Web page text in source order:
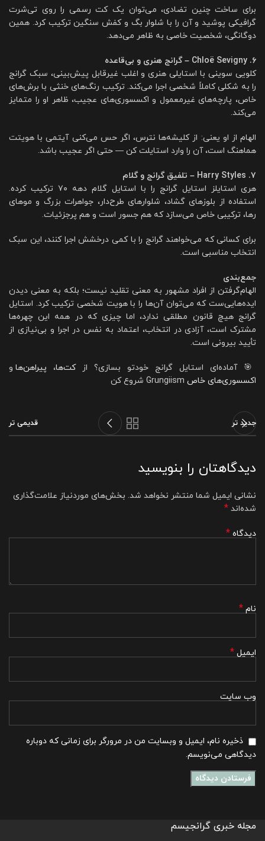
برای ساخت چنین تضادی، می‌توان یک کت رسمی را روی تی‌شرت
گرافیکی پوشید و آن را با شلوار بگ و کفش سنگین ترکیب کرد. همین
دوگانگی، شخصیت خاصی به ظاهر می‌دهد.
۶. Chloë Sevigny – گرانج هنری و بی‌قاعده
کلویی سوینی با استایلی هنری و اغلب غیرقابل پیش‌بینی، سبک گرانج
را به شکلی کاملاً شخصی اجرا می‌کند. ترکیب رنگ‌های خنثی با برش‌های
خاص، پارچه‌های غیرمعمول و اکسسوری‌های عجیب، ظاهر او را متمایز
می‌کند.
الهام از او یعنی: از کلیشه‌ها نترس، اگر حس می‌کنی آیتمی با هویتت
هماهنگ است، آن را وارد استایلت کن — حتی اگر عجیب باشد.
۷. Harry Styles – تلفیق گرانج و گلام
هری استایلز استایل گرانج را با استایل گلام دهه ۷۰ ترکیب کرده.
استفاده از بلوزهای گشاد، شلوارهای طرح‌دار، جواهرات بزرگ و موهای
رها، ترکیبی خاص می‌سازد که هم جسور است و هم پرجزئیات.
برای کسانی که می‌خواهند گرانج را با کمی درخشش اجرا کنند، این سبک
انتخاب مناسبی است.
جمع‌بندی
الهام‌گرفتن از افراد مشهور به معنی تقلید نیست؛ بلکه به معنی دیدن
ایده‌هایی‌ست که می‌توان آن‌ها را با هویت شخصی ترکیب کرد. استایل
گرانج هیچ قانون مطلقی ندارد، اما چیزی که در همه این چهره‌ها
مشترک است، آزادی در انتخاب، اعتماد به نفس در اجرا و بی‌نیازی از
تأیید بیرونی است.
🎯 آماده‌ای استایل گرانج خودتو بسازی؟ ازکت‌ها، پیراهن‌ها و
اکسسوری‌های خاص
جدید تر قدیمی تر
دیدگاهتان را بنویسید
نشانی ایمیل شما منتشر نخواهد شد. بخش‌های موردنیاز علامت‌گذاری
شده‌اند *
دیدگاه *
نام *
ایمیل *
وب‌ سایت
ذخیره نام، ایمیل و وبسایت من در مرورگر برای زمانی که دوباره
دیدگاهی می‌نویسم.
مجله خبری گرانجیسم